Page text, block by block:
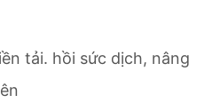
tải. hồi sức dịch, nâng